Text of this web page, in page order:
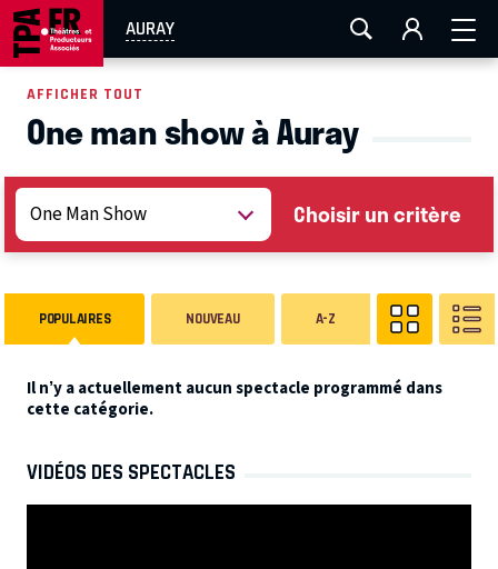
AURAY
AIX-MARSEILLE LA ROCHELLE
EN TOURNÉE
AFFICHER TOUT
One man show à Auray
Choisir un critère
POPULAIRES NOUVEAU A-Z
Il n’y a actuellement aucun spectacle programmé dans
cette catégorie.
VIDÉOS DES SPECTACLES